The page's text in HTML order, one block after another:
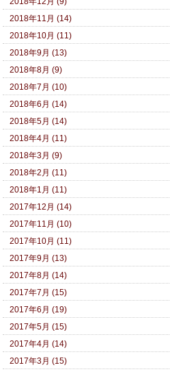
2018年11月 (14)
2018年10月 (11)
2018年9月 (13)
2018年8月 (9)
2018年7月 (10)
2018年6月 (14)
2018年5月 (14)
2018年4月 (11)
2018年3月 (9)
2018年2月 (11)
2018年1月 (11)
2017年12月 (14)
2017年11月 (10)
2017年10月 (11)
2017年9月 (13)
2017年8月 (14)
2017年7月 (15)
2017年6月 (19)
2017年5月 (15)
2017年4月 (14)
2017年3月 (15)